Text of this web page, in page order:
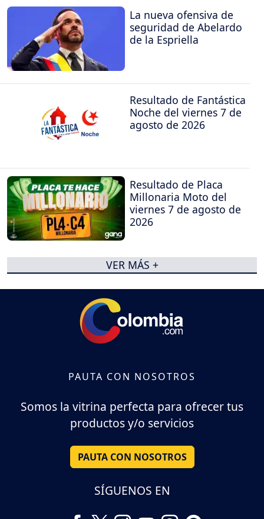
La nueva ofensiva de
seguridad de Abelardo
de la Espriella
Resultado de Fantástica
Noche del viernes 7 de
agosto de 2026
Resultado de Placa
Millonaria Moto del
viernes 7 de agosto de
2026
VER MÁS +
PAUTA CON NOSOTROS
Somos la vitrina perfecta para ofrecer tus
productos y/o servicios
PAUTA CON NOSOTROS
SÍGUENOS EN